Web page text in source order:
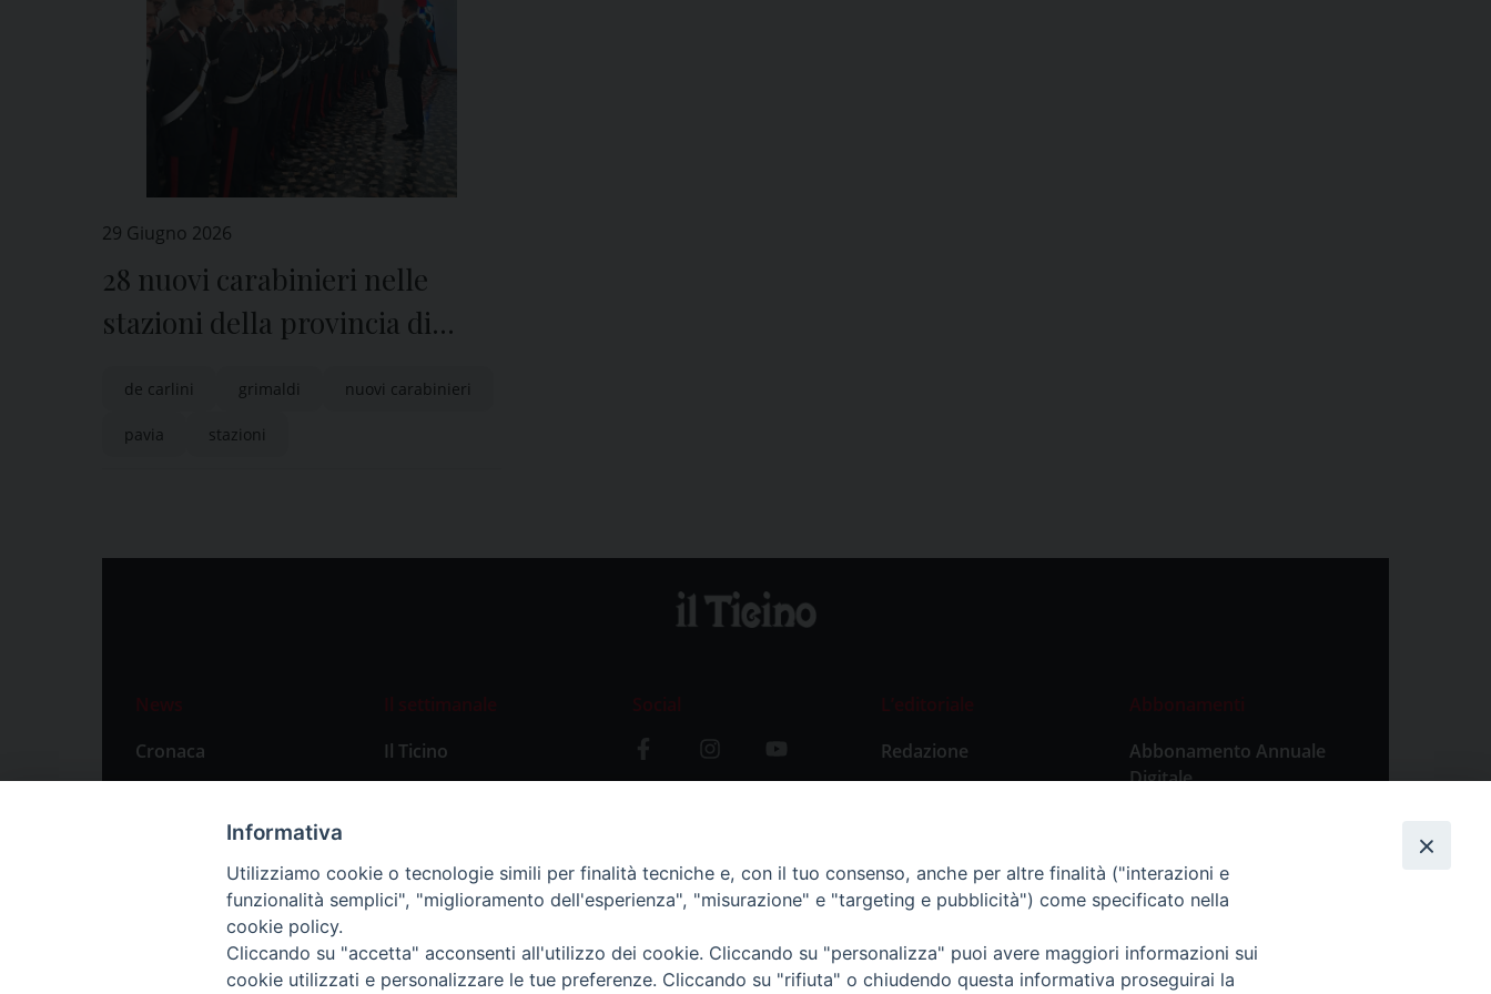
29 Giugno 2026
28 nuovi carabinieri nelle
stazioni della provincia di
de carlini grimaldi nuovi carabinieri
pavia stazioni
News
Cronaca
Attualità
Primo Piano
Il settimanale
Il Ticino
Abbonamenti
Social
L’editoriale
Redazione
Storia
Abbonamenti
Abbonamento Annuale
Digitale
Abbonamento Singola
Copia Digitale
Informativa
Utilizziamo cookie o tecnologie simili per finalità tecniche e, con il tuo consenso, anche per altre finalità ("interazioni e
funzionalità semplici", "miglioramento dell'esperienza", "misurazione" e "targeting e pubblicità") come specificato nella
cookie policy.
Cliccando su "accetta" acconsenti all'utilizzo dei cookie. Cliccando su "personalizza" puoi avere maggiori informazioni sui
cookie utilizzati e personalizzare le tue preferenze. Cliccando su "rifiuta" o chiudendo questa informativa proseguirai la